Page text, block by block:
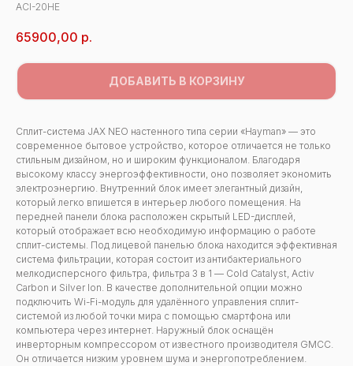
ACI-20HE
65900,00 р.
ДОБАВИТЬ В КОРЗИНУ
Сплит-система JAX NEO настенного типа серии «Hayman» — это
современное бытовое устройство, которое отличается не только
стильным дизайном, но и широким функционалом. Благодаря
высокому классу энергоэффективности, оно позволяет экономить
электроэнергию. Внутренний блок имеет элегантный дизайн,
который легко впишется в интерьер любого помещения. На
передней панели блока расположен скрытый LED-дисплей,
который отображает всю необходимую информацию о работе
сплит-системы. Под лицевой панелью блока находится эффективная
система фильтрации, которая состоит из антибактериального
мелкодисперсного фильтра, фильтра 3 в 1 — Cold Catalyst, Activ
Carbon и Silver Ion. В качестве дополнительной опции можно
подключить Wi-Fi-модуль для удалённого управления сплит-
системой из любой точки мира с помощью смартфона или
компьютера через интернет. Наружный блок оснащён
инверторным компрессором от известного производителя GMCC.
Он отличается низким уровнем шума и энергопотреблением.